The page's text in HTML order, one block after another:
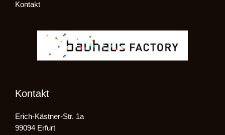
Kontakt
Kontakt
Erich-Kästner-Str. 1a
99094 Erfurt